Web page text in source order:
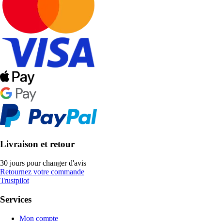
Livraison et retour
30 jours pour changer d'avis
Retournez votre commande
Trustpilot
Services
Mon compte